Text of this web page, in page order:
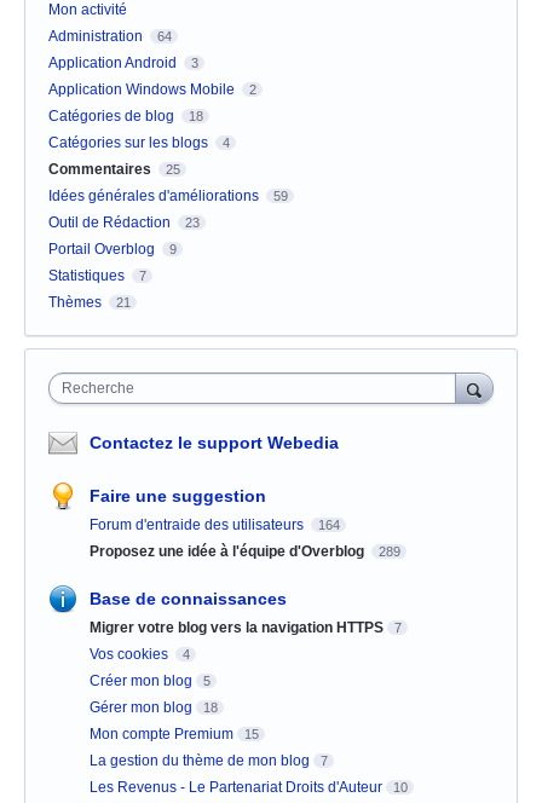
Mon activité
Administration
64
Application Android 3
Application Windows Mobile 2
Catégories de blog 18
Catégories sur les blogs 4
Commentaires 25
Idées générales d'améliorations 59
Outil de Rédaction 23
Portail Overblog 9
Statistiques 7
Thèmes 21
Recherche
Contactez le support Webedia
Faire une suggestion
Forum d'entraide des utilisateurs 164
Proposez une idée à l'équipe d'Overblog 289
Base de connaissances
Migrer votre blog vers la navigation HTTPS 7
Vos cookies 4
Créer mon blog 5
Gérer mon blog 18
Mon compte Premium 15
La gestion du thème de mon blog 7
Les Revenus - Le Partenariat Droits d'Auteur 10